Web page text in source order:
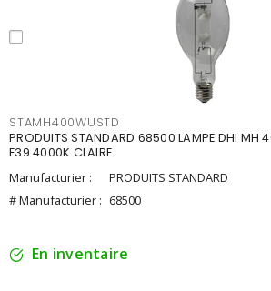
STAMH400WUSTD
PRODUITS STANDARD 68500 LAMPE DHI MH
E39 4000K CLAIRE
Manufacturier :
PRODUITS STANDARD
# Manufacturier : 68500
En inventaire